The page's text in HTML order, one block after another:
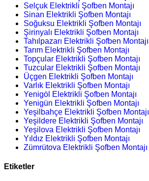
Selçuk Elektrikli Şofben Montajı
Sinan Elektrikli Şofben Montajı
Soğuksu Elektrikli Şofben Montajı
Şirinyalı Elektrikli Şofben Montajı
Tahılpazarı Elektrikli Şofben Montajı
Tarım Elektrikli Şofben Montajı
Topçular Elektrikli Şofben Montajı
Tuzcular Elektrikli Şofben Montajı
Üçgen Elektrikli Şofben Montajı
Varlık Elektrikli Şofben Montajı
Yenigöl Elektrikli Şofben Montajı
Yenigün Elektrikli Şofben Montajı
Yeşilbahçe Elektrikli Şofben Montajı
Yeşildere Elektrikli Şofben Montajı
Yeşilova Elektrikli Şofben Montajı
Yıldız Elektrikli Şofben Montajı
Zümrütova Elektrikli Şofben Montajı
Etiketler